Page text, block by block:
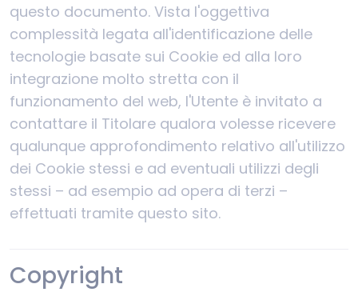
questo documento. Vista l'oggettiva
complessità legata all'identificazione delle
tecnologie basate sui Cookie ed alla loro
integrazione molto stretta con il
funzionamento del web, l'Utente è invitato a
contattare il Titolare qualora volesse ricevere
qualunque approfondimento relativo all'utilizzo
dei Cookie stessi e ad eventuali utilizzi degli
stessi – ad esempio ad opera di terzi –
effettuati tramite questo sito.
Copyright